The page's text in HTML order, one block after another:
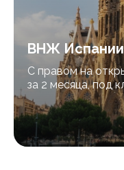
ВНЖ Испании
С правом на
за 2 месяца, под